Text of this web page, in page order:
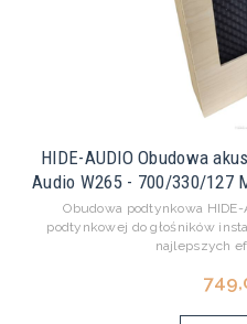
HIDE-AUDIO Obudowa
Audio W265 - 700/330/127
Obudowa podtynkowa
podtynkowej do głośników
najlepszych